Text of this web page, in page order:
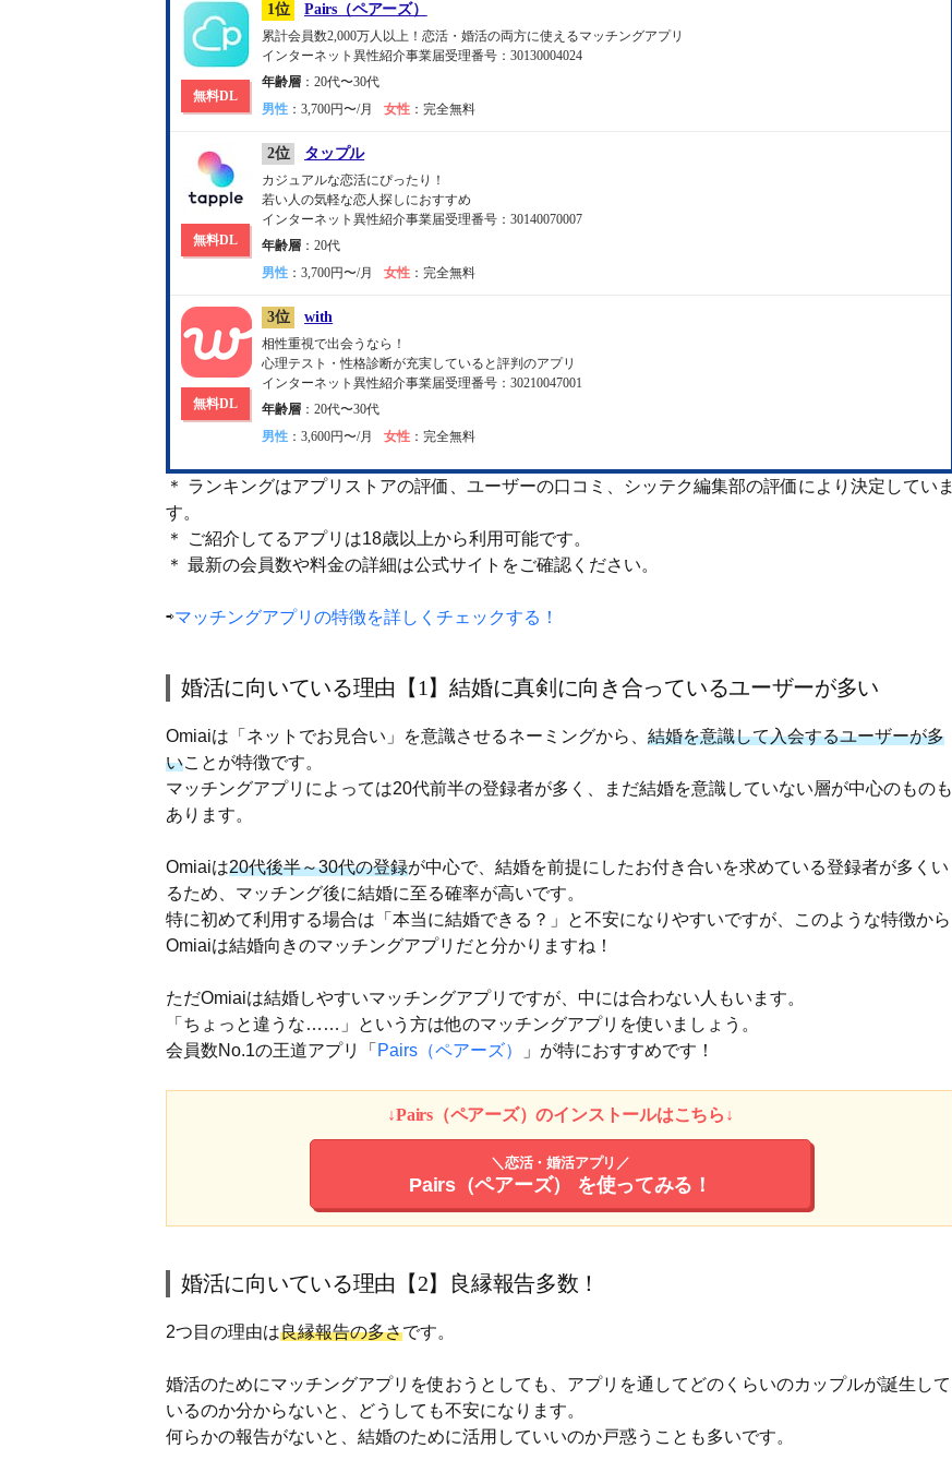
無料DL
1位 Pairs（ペアーズ）
累計会員数2,000万人以上！恋活・婚活の両方に使えるマッチングアプリ
インターネット異性紹介事業届受理番号：30130004024
年齢層 ：20代〜30代
男性 ：3,700円〜/月 女性 ：完全無料
無料DL
2位 タップル
カジュアルな恋活にぴったり！
若い人の気軽な恋人探しにおすすめ
インターネット異性紹介事業届受理番号：30140070007
年齢層 ：20代
男性 ：3,700円〜/月 女性 ：完全無料
無料DL
3位 with
相性重視で出会うなら！
心理テスト・性格診断が充実していると評判のアプリ
インターネット異性紹介事業届受理番号：30210047001
年齢層 ：20代〜30代
男性 ：3,600円〜/月 女性 ：完全無料
＊ ランキングはアプリストアの評価、ユーザーの口コミ、シッテク編集部の評価により決定していま
す。
＊ ご紹介してるアプリは18歳以上から利用可能です。
＊ 最新の会員数や料金の詳細は公式サイトをご確認ください。
⇨マッチングアプリの特徴を詳しくチェックする！
婚活に向いている理由【1】結婚に真剣に向き合っているユーザーが多い
Omiaiは「ネットでお見合い」を意識させるネーミングから、 結婚を意識して入会するユーザーが多
いことが特徴です。
マッチングアプリによっては20代前半の登録者が多く、まだ結婚を意識していない層が中心のものも
あります。
Omiaiは20代後半～30代の登録が中心で、結婚を前提にしたお付き合いを求めている登録者が多くい
るため、マッチング後に結婚に至る確率が高いです。
特に初めて利用する場合は「本当に結婚できる？」と不安になりやすいですが、このような特徴から
Omiaiは結婚向きのマッチングアプリだと分かりますね！
ただOmiaiは結婚しやすいマッチングアプリですが、中には合わない人もいます。
「ちょっと違うな……」という方は他のマッチングアプリを使いましょう。
会員数No.1の王道アプリ「 Pairs（ペアーズ） 」が特におすすめです！
↓Pairs（ペアーズ）のインストールはこちら↓
＼恋活・婚活アプリ／
Pairs（ペアーズ） を使ってみる！
婚活に向いている理由【2】良縁報告多数！
2つ目の理由は良縁報告の多さです。
婚活のためにマッチングアプリを使おうとしても、アプリを通してどのくらいのカップルが誕生して
いるのか分からないと、どうしても不安になります。
何らかの報告がないと、結婚のために活用していいのか戸惑うことも多いです。